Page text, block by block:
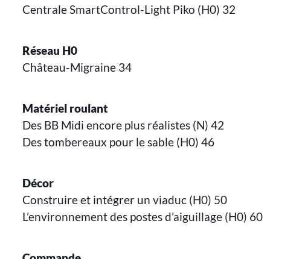
Centrale SmartControl-Light Piko (H0) 32
Réseau H0
Château-Migraine 34
Matériel roulant
Des BB Midi encore plus réalistes (N) 42
Des tombereaux pour le sable (H0) 46
Décor
Construire et intégrer un viaduc (H0) 50
L’environnement des postes d’aiguillage (H0) 60